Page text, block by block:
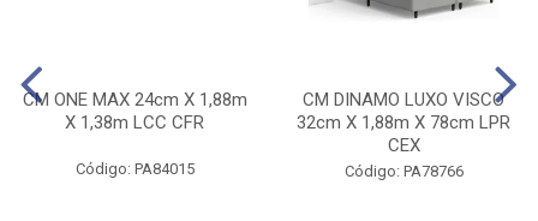
CM ONE MAX 24cm X 1,88m
X 1,38m LCC CFR
Código: PA84015
CM DINAMO LUXO VISCO
32cm X 1,88m X 78cm LPR
CEX
Código: PA78766